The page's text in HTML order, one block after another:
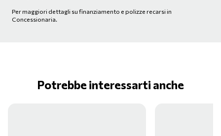
Per maggiori dettagli su finanziamento e polizze recarsi in
Concessionaria.
Potrebbe interessarti anche